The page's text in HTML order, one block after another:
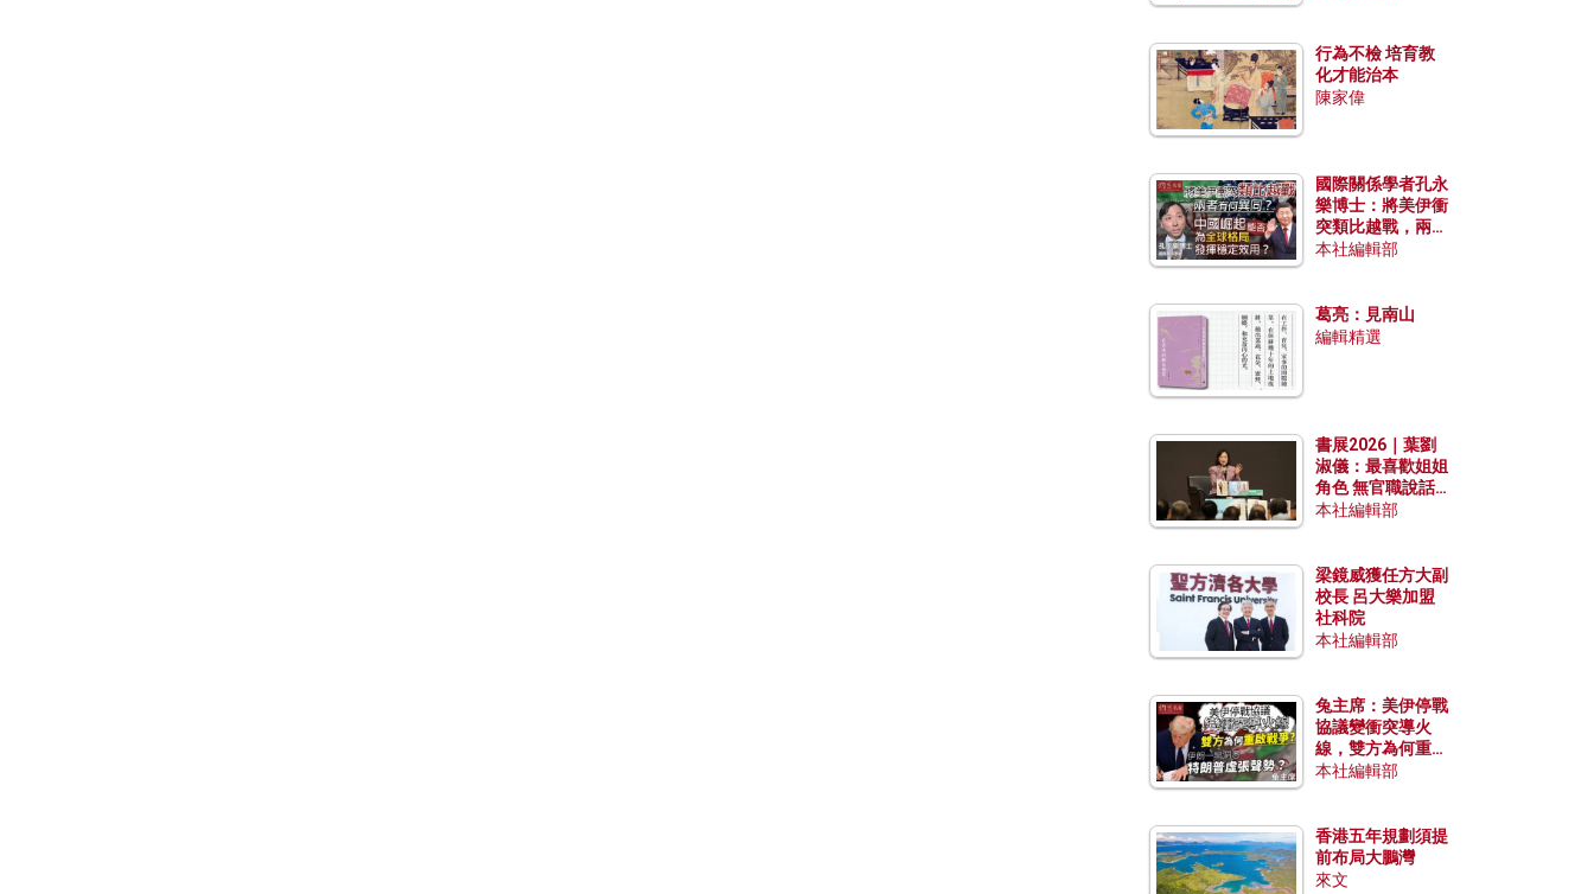
行為不檢 培育教
化才能治本
陳家偉
國際關係學者孔永
樂博士：將美伊衝
突類比越戰，兩者
有何異同？中國崛
本社編輯部
葛亮：見南山
編輯精選
書展2026｜葉劉
淑儀：最喜歡姐姐
角色 無官職說話
包袱少
本社編輯部
梁鏡威獲任方大副
校長 呂大樂加盟
社科院
本社編輯部
兔主席：美伊停戰
協議變衝突導火
線，雙方為何重啟
戰爭？伊朗一早洞
本社編輯部
香港五年規劃須提
前布局大鵬灣
來文